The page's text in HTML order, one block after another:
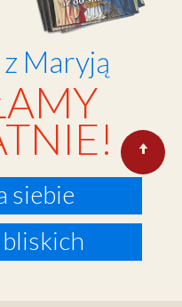
Maryją
siebie